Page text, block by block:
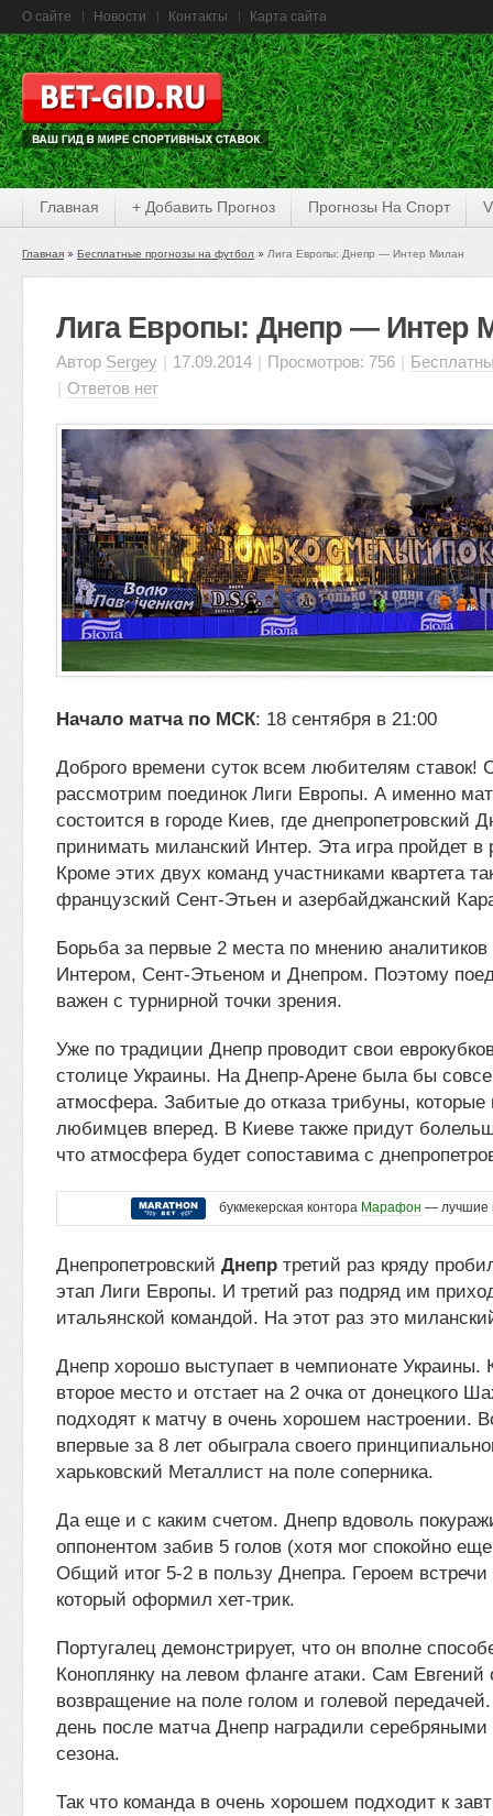
О сайте Новости Контакты Карта сайта
Главная + Добавить Прогноз Прогнозы На Спорт
Главная Бесплатные прогнозы на футбол Лига Европы: Днепр — Интер Милан
Лига Европы: Днепр — Интер
Автор Sergey | 17.09.2014 | Просмотров: 756 |
| Ответов нет
Начало матча по МСК: 18 сентября в 21:00
Доброго времени суток всем любителям ставок!
рассмотрим поединок Лиги Европы. А именно
состоится в городе Киев, где днепропетровский
принимать миланский Интер. Эта игра пройдет в
Кроме этих двух команд участниками квартета
французский Сент-Этьен и азербайджанский
Борьба за первые 2 места по мнению
Интером, Сент-Этьеном и Днепром. Поэтому
важен с турнирной точки зрения.
Уже по традиции Днепр проводит свои
столице Украины. На Днепр-Арене была бы
атмосфера. Забитые до отказа трибуны, которые
любимцев вперед. В Киеве также придут
что атмосфера будет сопоставима с
букмекерская контора Марафон — лучшие
Днепропетровский Днепр третий раз кряду
этап Лиги Европы. И третий раз подряд им
итальянской командой. На этот раз это
Днепр хорошо выступает в чемпионате Украины.
второе место и отстает на 2 очка от донецкого
подходят к матчу в очень хорошем настроении.
впервые за 8 лет обыграла своего
харьковский Металлист на поле соперника.
Да еще и с каким счетом. Днепр вдоволь
оппонентом забив 5 голов (хотя мог спокойно
Общий итог 5-2 в пользу Днепра. Героем
который оформил хет-трик.
Португалец демонстрирует, что он вполне
Коноплянку на левом фланге атаки. Сам Евгений
возвращение на поле голом и голевой
день после матча Днепр наградили
сезона.
Так что команда в очень хорошем подходит к